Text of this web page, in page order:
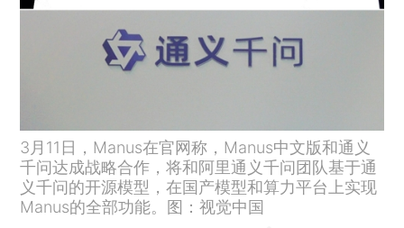
3月11日，Manus在官网称，Manus中文版和通义
千问达成战略合作，将和阿里通义千问团队基于通
义千问的开源模型，在国产模型和算力平台上实现
Manus的全部功能。图：视觉中国